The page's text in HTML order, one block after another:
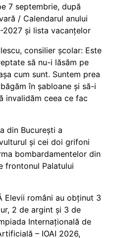
7 septembrie, după
/ Calendarul anului
2027 și lista vacanțelor
consilier școlar: Este
să nu-i lăsăm pe
cum sunt. Suntem prea
în șabloane și să-i
invalidăm ceea ce fac
din București a
și cei doi grifoni
bombardamentelor din
frontonul Palatului
Elevii români au obținut 3
2 de argint și 3 de
Internațională de
– IOAI 2026,